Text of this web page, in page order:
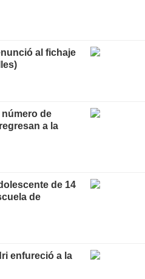
al fichaje
de
a la
de 14
de
enfureció a la